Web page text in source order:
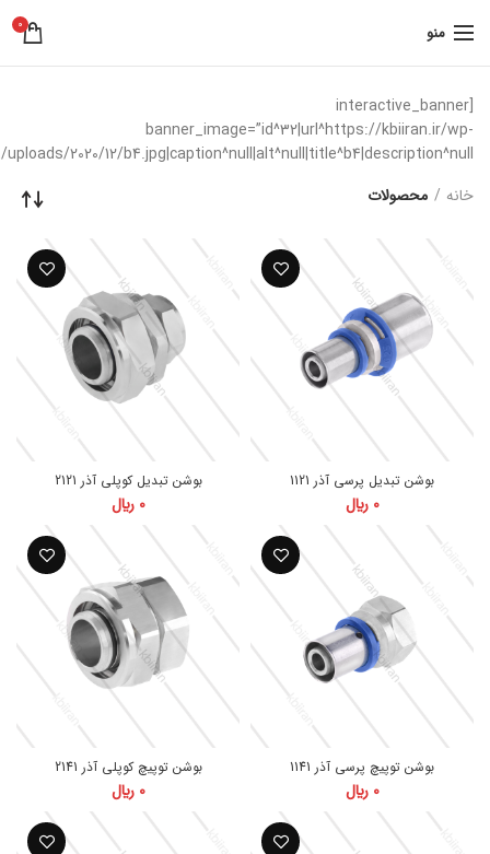
منو 0
[interactive_banner
banner_image=”id^32|url^https://kbiiran.ir/wp-
2020/12/b4.jpg|caption^null|alt^null|title^b4|description^null”]
خانه
محصولات
بوشن تبدیل پرسی آذر 1121
0 ﷼
بوشن تبدیل کوپلی آذر 2121
0 ﷼
بوشن توپیچ پرسی آذر 1141
0 ﷼
بوشن توپیچ کوپلی آذر 2141
0 ﷼